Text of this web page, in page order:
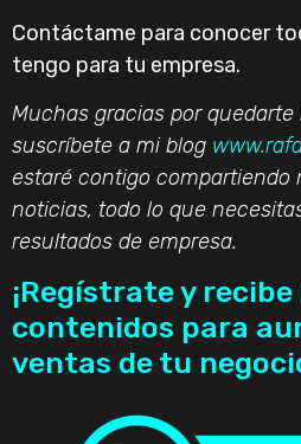
Contáctame para conocer
tengo para tu empresa.
Muchas gracias por quedarte
suscríbete a mi blog
estaré contigo compartiendo
noticias, todo lo que
resultados de empresa.
¡Regístrate y recibe
contenidos para
ventas de tu